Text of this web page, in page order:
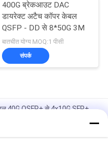
400G ब्रेकआउट DAC
डायरेक्ट अटैच कॉपर केबल
QSFP - DD से 8*50G 3M
बातचीत योग्य MOQ:1 पीसी
संपर्क
40G QSFP+ से 4x10G SFP+
अटैच कॉपर ट्विनैक्स केबल 2M